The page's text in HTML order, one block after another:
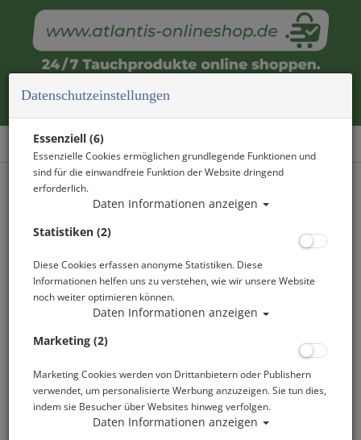
SSI Specialty - Independent Diving
Selbständiges Tauchen sollte nicht zu Solo-Tauchgängen
motivieren, sondern ist ein weiterer Sicherheitsaspekt für den
Fall, dass Du von Deinem Tauchpartner getrennt wirst. Dass
Datenschutzeinstellungen
Essenziell (6)
Essenzielle Cookies ermöglichen grundlegende Funktionen und
sind für die einwandfreie Funktion der Website dringend
erforderlich.
Daten Informationen anzeigen
Statistiken (2)
Diese Cookies erfassen anonyme Statistiken. Diese
Informationen helfen uns zu verstehen, wie wir unsere Website
noch weiter optimieren können.
Daten Informationen anzeigen
Marketing (2)
Marketing Cookies werden von Drittanbietern oder Publishern
verwendet, um personalisierte Werbung anzuzeigen. Sie tun dies,
indem sie Besucher über Websites hinweg verfolgen.
Daten Informationen anzeigen